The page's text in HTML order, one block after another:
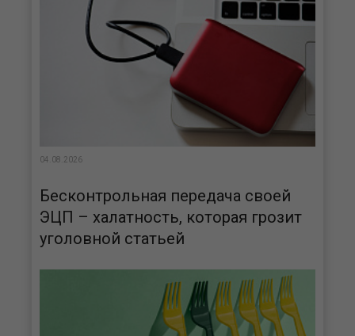
04.08.2026
Бесконтрольная передача своей
ЭЦП – халатность, которая грозит
уголовной статьей